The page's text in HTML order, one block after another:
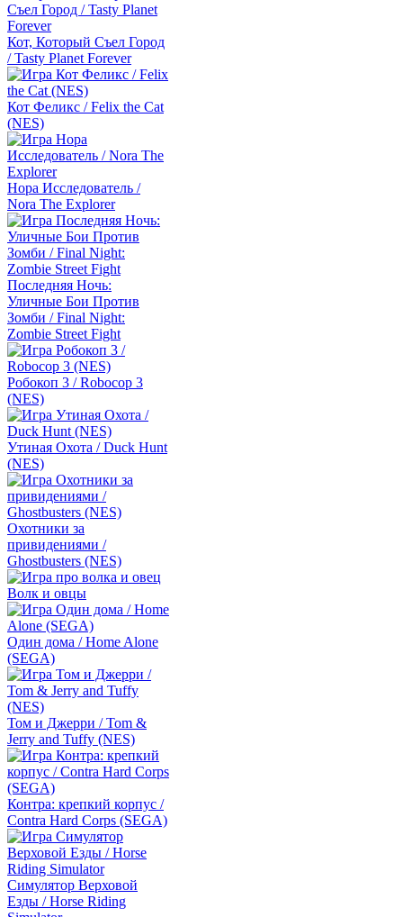
Кот, Который Съел Город
/ Tasty Planet Forever
Кот Феликс / Felix the Cat
(NES)
Нора Исследователь /
Nora The Explorer
Последняя Ночь:
Уличные Бои Против
Зомби / Final Night:
Zombie Street Fight
Робокоп 3 / Robocop 3
(NES)
Утиная Охота / Duck Hunt
(NES)
Охотники за
привидениями /
Ghostbusters (NES)
Волк и овцы
Один дома / Home Alone
(SEGA)
Том и Джерри / Tom &
Jerry and Tuffy (NES)
Контра: крепкий корпус /
Contra Hard Corps (SEGA)
Симулятор Верховой
Езды / Horse Riding